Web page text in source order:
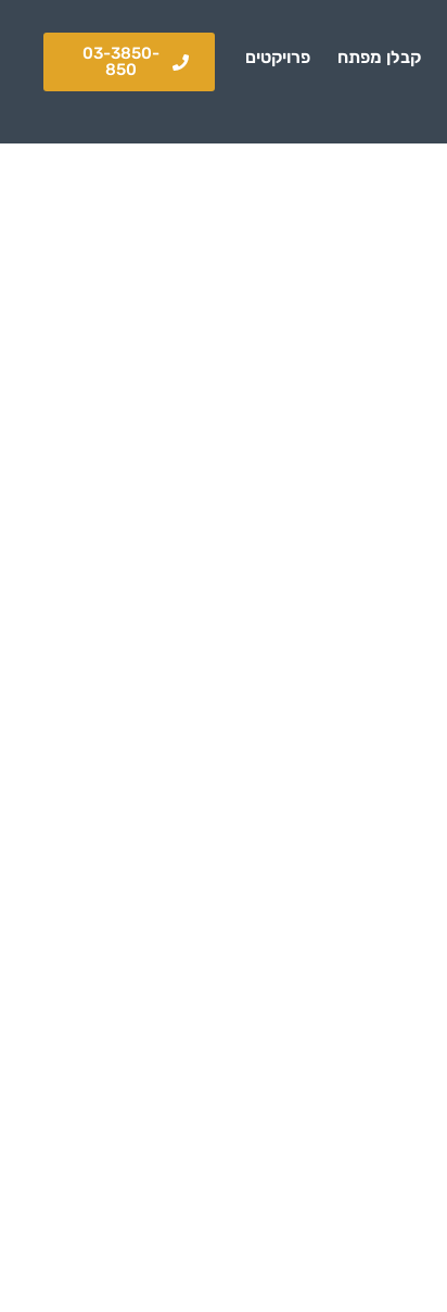
קבלן מפתח פרויקטים
03-3850-
850